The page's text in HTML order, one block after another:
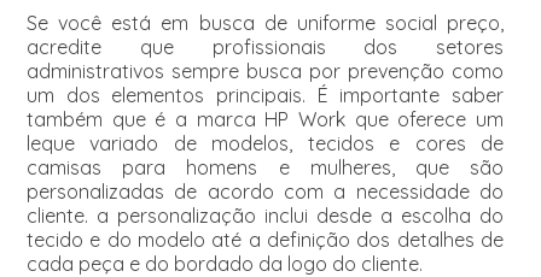
Se você está em busca de uniforme social preço,
acredite que profissionais dos setores
administrativos sempre busca por prevenção como
um dos elementos principais. É importante saber
também que é a marca HP Work que oferece um
leque variado de modelos, tecidos e cores de
camisas para homens e mulheres, que são
personalizadas de acordo com a necessidade do
cliente. a personalização inclui desde a escolha do
tecido e do modelo até a definição dos detalhes de
cada peça e do bordado da logo do cliente.